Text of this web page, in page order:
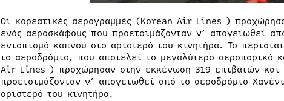
Οι κορεατικές αερογραμμές (Korean Air Lines )
ενός αεροσκάφους που προετοιμάζονταν ν’ απογειωθεί
εντοπισμό καπνού στο αριστερό του κινητήρα. Το
το αεροδρόμιο, που αποτελεί το μεγαλύτερο αεροπορικό
Air Lines ) προχώρησαν στην εκκένωση 319 επιβατών και
προετοιμάζονταν ν’ απογειωθεί από το αεροδρόμιο
αριστερό του κινητήρα.